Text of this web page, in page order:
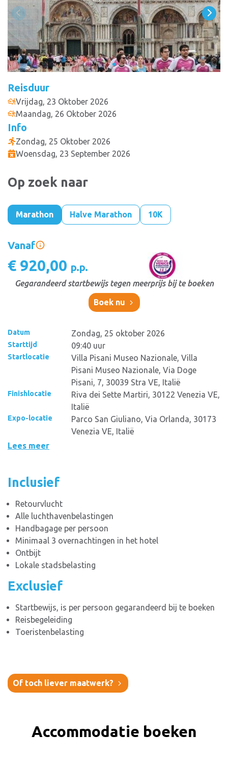
Reisduur
Vrijdag, 23 Oktober 2026
Maandag, 26 Oktober 2026
Info
Zondag, 25 Oktober 2026
Woensdag, 23 September 2026
Op zoek naar
Marathon Halve Marathon 10K
Vanaf
€ 920,00 p.p.
Gegarandeerd startbewijs tegen meerprijs bij te boeken
Boek nu
Datum Zondag, 25 oktober 2026
Starttijd 09:40 uur
Startlocatie
Villa Pisani Museo Nazionale, Villa
Pisani Museo Nazionale, Via Doge
Pisani, 7, 30039 Stra VE, Italië
Finishlocatie
Riva dei Sette Martiri, 30122 Venezia VE,
Italië
Expo-locatie
Parco San Giuliano, Via Orlanda, 30173
Venezia VE, Italië
Lees meer
Inclusief
Retourvlucht
Alle luchthavenbelastingen
Handbagage per persoon
Minimaal 3 overnachtingen in het hotel
Ontbijt
Lokale stadsbelasting
Exclusief
Startbewijs, is per persoon gegarandeerd bij te boeken
Reisbegeleiding
Toeristenbelasting
Of toch liever maatwerk?
Accommodatie boeken